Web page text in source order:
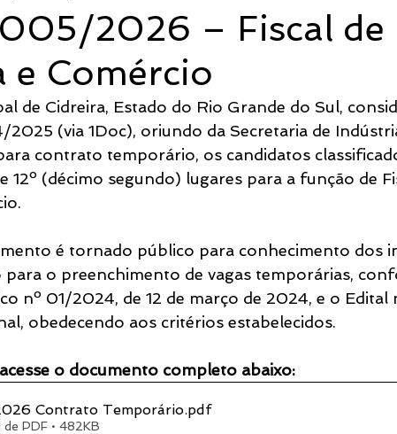
Nota Secretaria da Fazenda
e Desporto de Indústria e Comércio Defesa
CRAS Secretaria de Turismo e Desporto
005/2026 – Fiscal de
e Comércio
de Cidreira, Estado do Rio Grande do Sul,
2025 (via 1Doc), oriundo da Secretaria de
contrato temporário, os candidatos
12º (décimo segundo) lugares para a função de
é tornado público para conhecimento dos
para o preenchimento de vagas temporárias,
nº 01/2024, de 12 de março de 2024, e o Edital
obedecendo aos critérios estabelecidos.
o documento completo abaixo:
Contrato Temporário.pdf
PDF • 482KB